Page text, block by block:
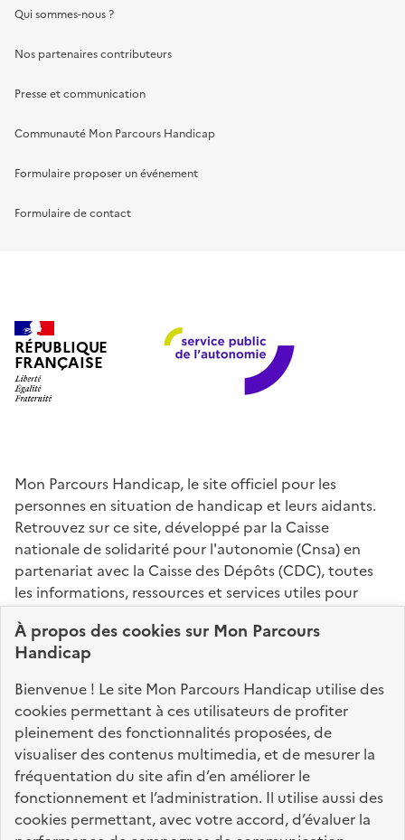
À propos descookiessur Mon Parcours
Handicap
Bienvenue ! Le site Mon Parcours Handicap utilise des
cookies permettant à ces utilisateurs de profiter
pleinement des fonctionnalités proposées, de
visualiser des contenus multimedia, et de mesurer la
fréquentation du site afin d’en améliorer le
fonctionnement et l’administration. Il utilise aussi des
cookies permettant, avec votre accord, d’évaluer la
Qui sommes-nous ?
Nos partenaires contributeurs
Presse et communication
Communauté Mon Parcours Handicap
Formulaire proposer un événement
Formulaire de contact
RÉPUBLIQUE
FRANÇAISE
Mon Parcours Handicap, le site officiel pour les
personnes en situation de handicap et leurs aidants.
Retrouvez sur ce site, développé par la Caisse
nationale de solidarité pour l'autonomie (Cnsa) en
partenariat avec la Caisse des Dépôts (CDC), toutes
les informations, ressources et services utiles pour
connaître vos droits, effectuer vos démarches,
identifier vos interlocuteurs.
Nos sites partenaires
info.gouv.fr service-public.fr legifrance.gouv.fr
data.gouv.fr
Nos partenaires